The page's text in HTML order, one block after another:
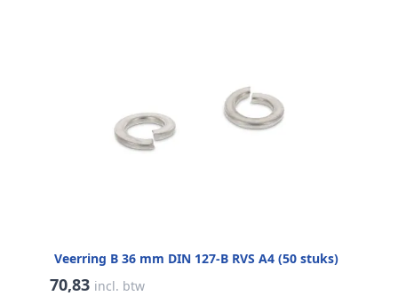
Veerring B 36 mm DIN 127-B RVS A4 (50 stuks)
70,83 incl. btw